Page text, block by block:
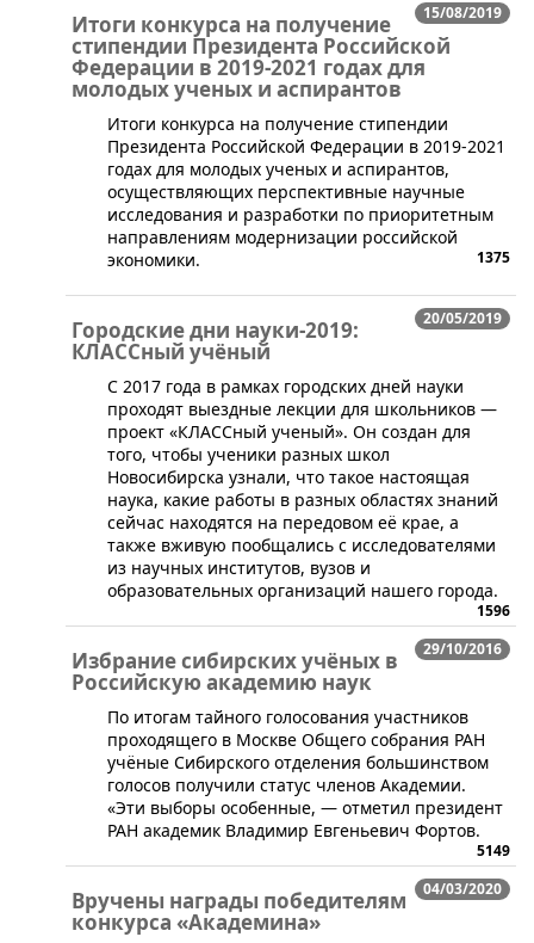
15/08/2019
Итоги конкурса на получение
стипендии Президента Российской
Федерации в 2019-2021 годах для
молодых ученых и аспирантов
Итоги конкурса на получение стипендии
Президента Российской Федерации в 2019-2021
годах для молодых ученых и аспирантов,
осуществляющих перспективные научные
исследования и разработки по приоритетным
направлениям модернизации российской
экономики.
1375
20/05/2019
Городские дни науки-2019:
КЛАССный учёный
С 2017 года в рамках городских дней науки
проходят выездные лекции для школьников —
проект «КЛАССный ученый». Он создан для
того, чтобы ученики разных школ
Новосибирска узнали, что такое настоящая
наука, какие работы в разных областях знаний
сейчас находятся на передовом её крае, а
также вживую пообщались с исследователями
из научных институтов, вузов и
образовательных организаций нашего города.
1596
29/10/2016
Избрание сибирских учёных в
Российскую академию наук
​​По итогам тайного голосования участников
проходящего в Москве Общего собрания РАН
учёные Сибирского отделения большинством
голосов получили статус членов Академии.
«Эти выборы особенные, ― отметил президент
РАН академик Владимир Евгеньевич Фортов.
5149
04/03/2020
Вручены награды победителям
конкурса «Академина»